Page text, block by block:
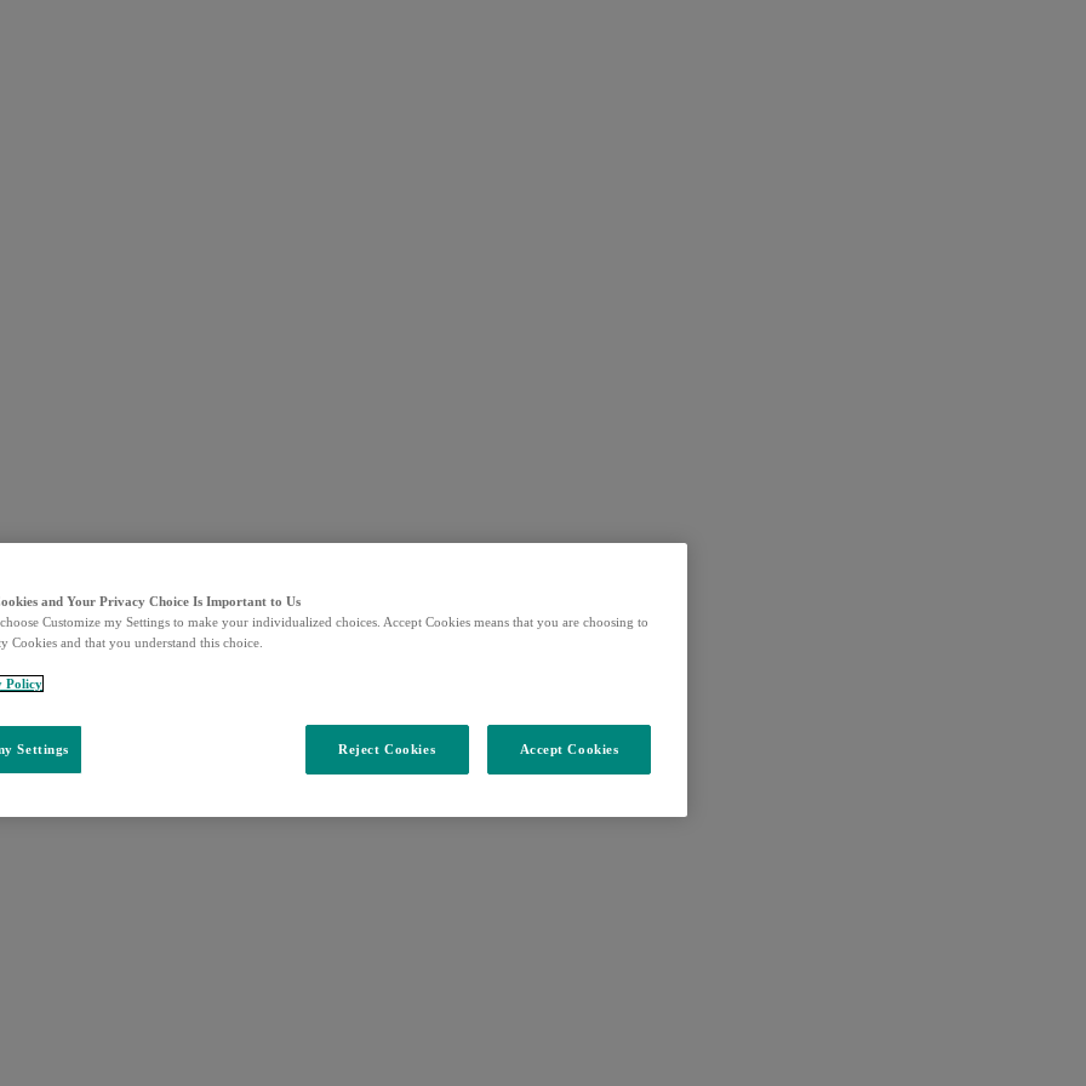
and Your Privacy Choice Is Important to Us
Customize my Settings to make your individualized choices. Accept Cookies means that you are choosing to
Cookies and that you understand this choice.
Policy
Settings Reject Cookies Accept Cookies